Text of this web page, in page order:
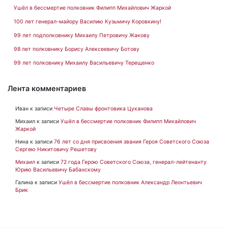
Ушёл в бессмертие полковник Филипп Михайлович Жаркой
100 лет генерал-майору Василию Кузьмичу Коровкину!
99 лет подполковнику Михаилу Петровичу Жакову
98 лет полковнику Борису Алексеевичу Ботову
99 лет полковнику Михаилу Васильевичу Терещенко
Лента комментариев
Иван к записи Четыре Славы фронтовика Цуканова
Михаил к записи Ушёл в бессмертие полковник Филипп Михайлович
Жаркой
Нина к записи 76 лет со дня присвоения звания Героя Советского Союза
Сергею Никитовичу Решетову
Михаил к записи 72 года Герою Советского Союза, генерал-лейтенанту
Юрию Васильевичу Бабанскому
Галина к записи Ушёл в бессмертие полковник Александр Леонтьевич
Брик